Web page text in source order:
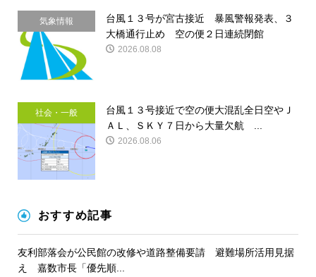
気象情報
台風１３号が宮古接近 暴風警報発表、３
大橋通行止め 空の便２日連続閉館
2026.08.08
社会・一般
台風１３号接近で空の便大混乱全日空やＪ
ＡＬ、ＳＫＹ７日から大量欠航 ...
2026.08.06
おすすめ記事
友利部落会が公民館の改修や道路整備要請 避難場所活用見据
え 嘉数市長「優先順...